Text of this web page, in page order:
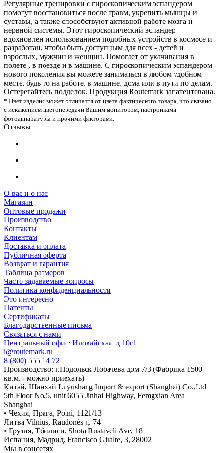
Регулярные тренировки с гироскопическим эспандером
помогут восстановиться после травм, укрепить мышцы и
суставы, а также способствуют активной работе мозга и
нервной системы. Этот гироскопический эспандер
вдохновлен использованием подобных устройств в космосе и
разработан, чтобы быть доступным для всех - детей и
взрослых, мужчин и женщин. Помогает от укачивания в
полете , в поезде и в машине. С гироскопическим эспандером
нового поколения вы можете заниматься в любом удобном
месте, будь то на работе, в машине, дома или в пути по делам.
Остерегайтесь подделок. Продукция Routemark запатентована.
* Цвет изделия может отличатся от цвета фактического товара, что связано
с искажением цветопередачи Вашим монитором, настройками
фотоаппаратуры и прочими факторами.
Отзывы
О вас и о нас
Магазин
Оптовые продажи
Производство
Контакты
Клиентам
Доставка и оплата
Публичная оферта
Возврат и гарантия
Таблица размеров
Часто задаваемые вопросы
Политика конфиденциальности
Это интересно
Патенты
Сертификаты
Благодарственные письма
Связаться с нами
Центральный офис: Иловайская, д 10с1
i@routemark.ru
8 (800) 555 14 72
Производство: г.Подольск Лобачева дом 7/3 (Фабрика 1500
кв.м. - можно приехать)
Китай, Шанхай Luyushang Import & export (Shanghai) Co.,Ltd
5th Floor No.5, unit 6055 Jinhai Highway, Femgxian Area
Shanghai
• Чехия, Прага, Polní, 1121/13
Литва Vilnius, Raudonės g. 74
• Грузия, Тбилиси, Shota Rustaveli Ave, 18
Испания, Мадрид, Francisco Giralte, 3, 28002
Мы в соцсетях